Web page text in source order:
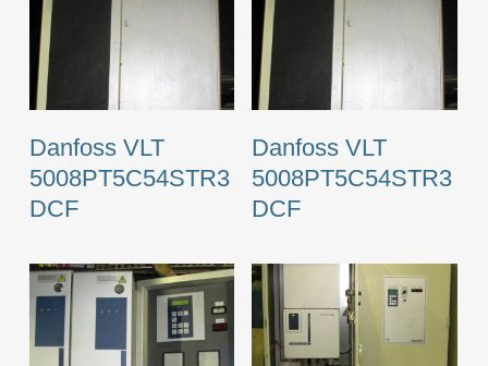
Danfoss VLT
5008PT5C54STR3
DCF
Danfoss VLT
5008PT5C54STR3
DCF